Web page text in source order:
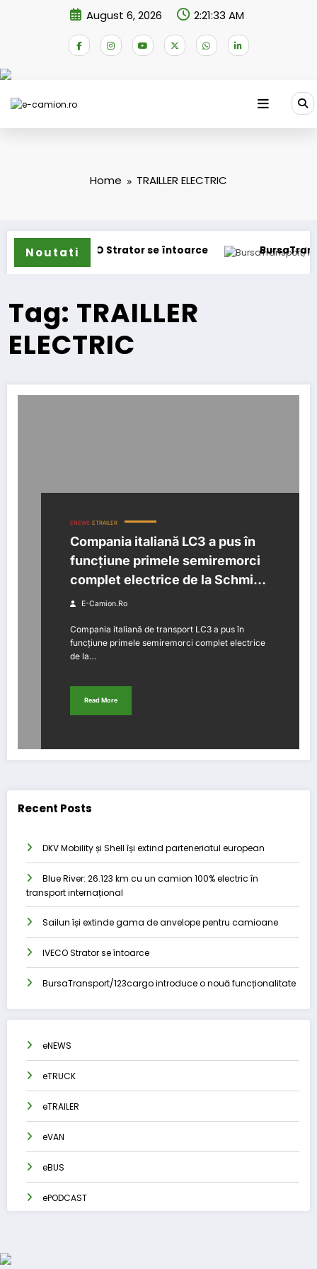
August 6, 2026 2:21:33 AM
Home TRAILLER ELECTRIC
Noutati
IVECO Strator se întoarce
Tag: TRAILLER
ELECTRIC
ENEWS ETRAILER
Compania italiană LC3 a pus în
funcțiune primele semiremorci
complet electrice de la Schmitz
Cargobull.
E-Camion.ro
Compania italiană de transport LC3 a pus în
funcțiune primele semiremorci complet electrice
de la…
Read More
Recent Posts
DKV Mobility și Shell își extind parteneriatul european
Blue River: 26.123 km cu un camion 100% electric în
transport internațional
Sailun își extinde gama de anvelope pentru camioane
IVECO Strator se întoarce
BursaTransport/123cargo introduce o nouă funcționalitate
eNEWS
eTRUCK
eTRAILER
eVAN
eBUS
ePODCAST